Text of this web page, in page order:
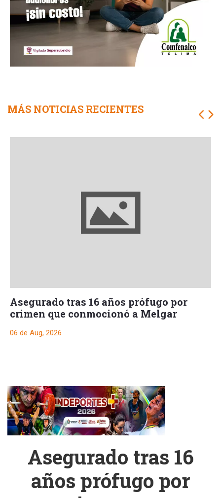
MÁS NOTICIAS RECIENTES
Asegurado tras 16 años prófugo por
crimen que conmocionó a Melgar
06 de Aug, 2026
Asegurado tras 16
años prófugo por